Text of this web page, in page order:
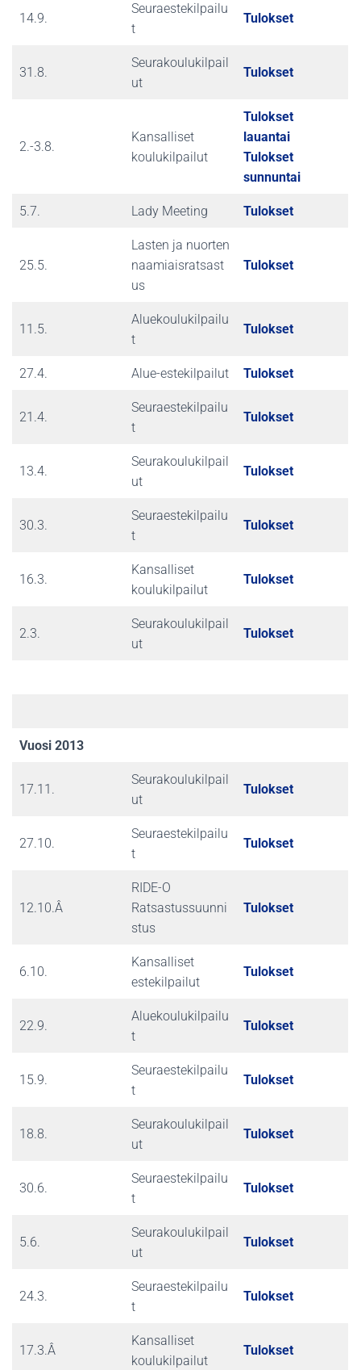
14.9.
Seuraestekilpailu
t
Tulokset
31.8.
Seurakoulukilpail
ut
Tulokset
2.-3.8.
Kansalliset
koulukilpailut
Tulokset
lauantai
Tulokset
sunnuntai
5.7. Lady Meeting Tulokset
25.5.
Lasten ja nuorten
naamiaisratsast
us
Tulokset
11.5.
Aluekoulukilpailu
t
Tulokset
27.4. Alue-estekilpailut Tulokset
21.4.
Seuraestekilpailu
t
Tulokset
13.4.
Seurakoulukilpail
ut
Tulokset
30.3.
Seuraestekilpailu
t
Tulokset
16.3.
Kansalliset
koulukilpailut
Tulokset
2.3.
Seurakoulukilpail
ut
Tulokset
Vuosi 2013
17.11.
Seurakoulukilpail
ut
Tulokset
27.10.
Seuraestekilpailu
t
Tulokset
12.10.Â
RIDE-O
Ratsastussuunni
stus
Tulokset
6.10.
Kansalliset
estekilpailut
Tulokset
22.9.
Aluekoulukilpailu
t
Tulokset
15.9.
Seuraestekilpailu
t
Tulokset
18.8.
Seurakoulukilpail
ut
Tulokset
30.6.
Seuraestekilpailu
t
Tulokset
5.6.
Seurakoulukilpail
ut
Tulokset
24.3.
Seuraestekilpailu
t
Tulokset
17.3.Â
Kansalliset
koulukilpailut
Tulokset